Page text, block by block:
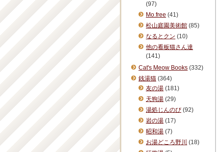
(97)
Mo.free (41)
松山庭園美術館 (85)
なるとクン (10)
他の看板猫さん達
(141)
Cat's Meow Books (332)
銭湯猫 (364)
友の湯 (181)
天狗湯 (29)
湯処じんのび (92)
岩の湯 (17)
昭和湯 (7)
お湯どころ野川 (18)